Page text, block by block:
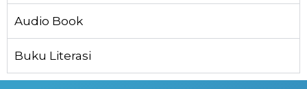
Audio Book
Buku Literasi